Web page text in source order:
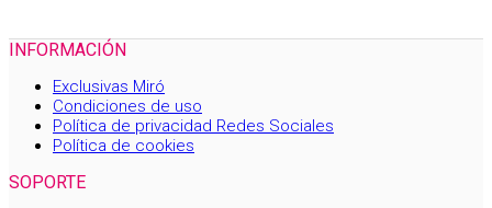
INFORMACIÓN
Exclusivas Miró
Condiciones de uso
Política de privacidad Redes Sociales
Política de cookies
SOPORTE